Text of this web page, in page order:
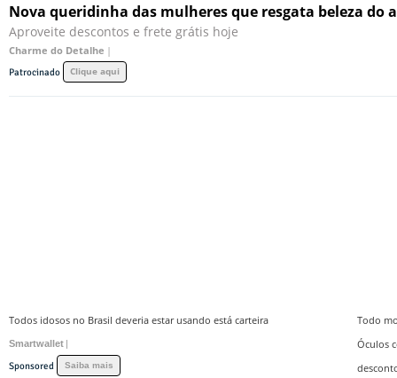
Nova queridinha das mulheres que resgata beleza do
Aproveite descontos e frete grátis hoje
Charme do Detalhe |
Patrocinado Clique aqui
Todos idosos no Brasil deveria estar usando está carteira
Smartwallet |
Sponsored Saiba mais
Todo
Óculos